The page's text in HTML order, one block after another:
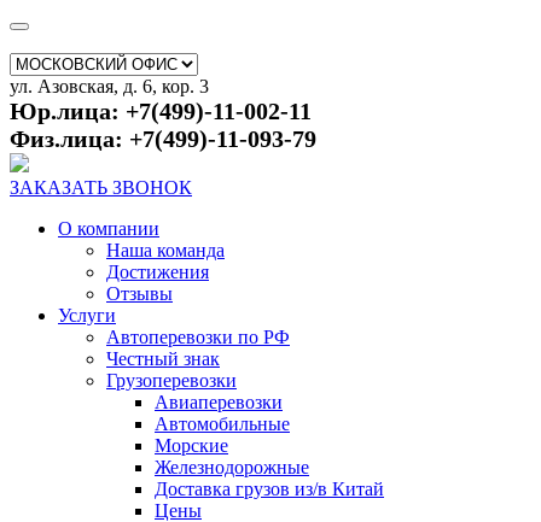
ул. Азовская, д. 6, кор. 3
Юр.лица: +7(499)-11-002-11
Физ.лица: +7(499)-11-093-79
ЗАКАЗАТЬ ЗВОНОК
О компании
Наша команда
Достижения
Отзывы
Услуги
Автоперевозки по РФ
Честный знак
Грузоперевозки
Авиаперевозки
Автомобильные
Морские
Железнодорожные
Доставка грузов из/в Китай
Цены